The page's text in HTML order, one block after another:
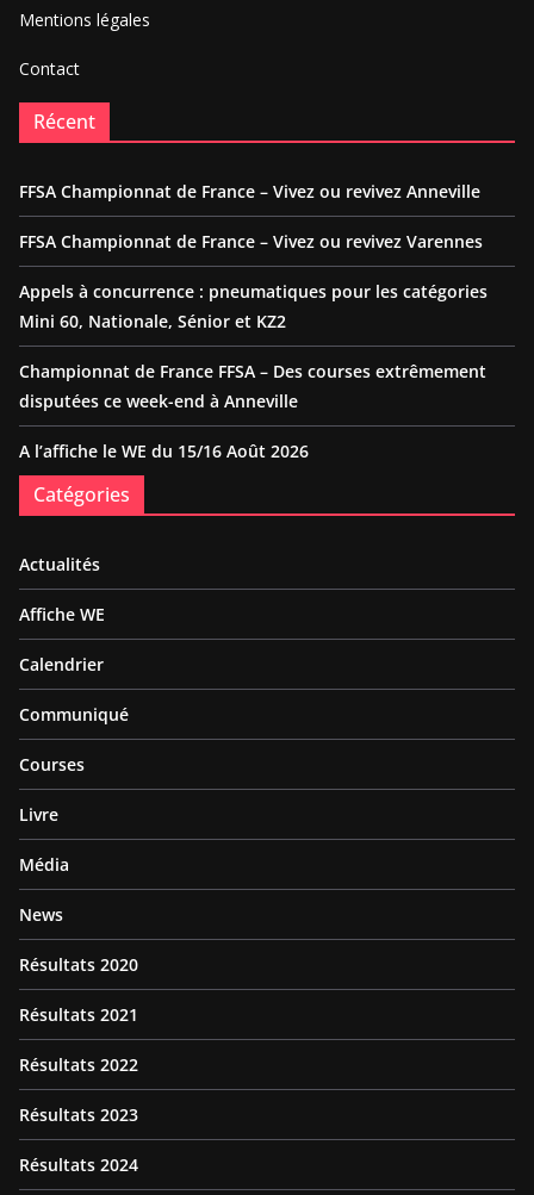
Mentions légales
Contact
Récent
FFSA Championnat de France – Vivez ou revivez Anneville
FFSA Championnat de France – Vivez ou revivez Varennes
Appels à concurrence : pneumatiques pour les catégories
Mini 60, Nationale, Sénior et KZ2
Championnat de France FFSA – Des courses extrêmement
disputées ce week-end à Anneville
A l’affiche le WE du 15/16 Août 2026
Catégories
Actualités
Affiche WE
Calendrier
Communiqué
Courses
Livre
Média
News
Résultats 2020
Résultats 2021
Résultats 2022
Résultats 2023
Résultats 2024